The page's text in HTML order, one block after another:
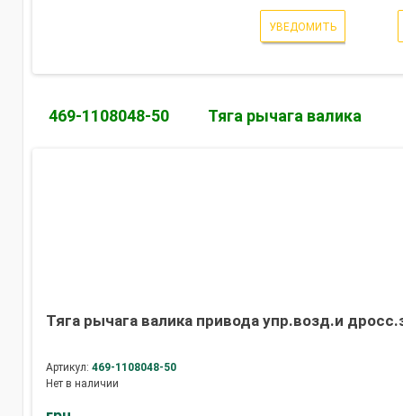
УВЕДОМИТЬ
469-1108048-50 Тяга рычага валика
Тяга рычага валика привода упр.возд.и
Артикул:469-1108048-50
Нет в наличии